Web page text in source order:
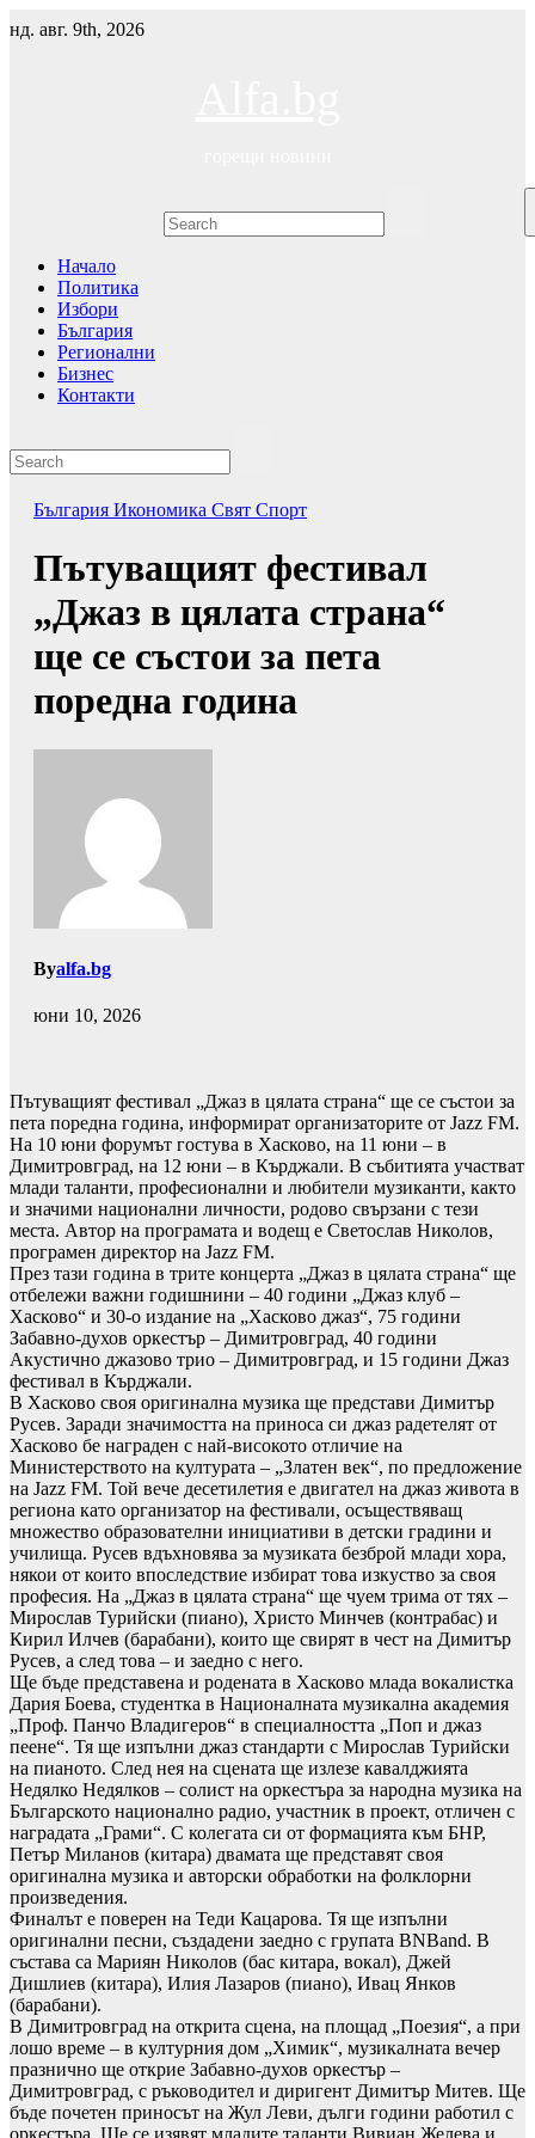
to
нд. авг. 9th, 2026
Начало
Политика
Избори
България
Регионални
Бизнес
Контакти
България Икономика Свят Спорт
Пътуващият фестивал
„Джаз в цялата страна“
ще се състои за пета
поредна година
Byalfa.bg
юни 10, 2026
Пътуващият фестивал „Джаз в цялата страна“ ще се състои за
пета поредна година, информират организаторите от Jazz FM.
На 10 юни форумът гостува в Хасково, на 11 юни – в
Димитровград, на 12 юни – в Кърджали. В събитията участват
млади таланти, професионални и любители музиканти, както
и значими национални личности, родово свързани с тези
места. Автор на програмата и водещ е Светослав Николов,
програмен директор на Jazz FM.
През тази година в трите концерта „Джаз в цялата страна“ ще
отбележи важни годишнини – 40 години „Джаз клуб –
Хасково“ и 30-о издание на „Хасково джаз“, 75 години
Забавно-духов оркестър – Димитровград, 40 години
Акустично джазово трио – Димитровград, и 15 години Джаз
фестивал в Кърджали.
В Хасково своя оригинална музика ще представи Димитър
Русев. Заради значимостта на приноса си джаз радетелят от
Хасково бе награден с най-високото отличие на
Министерството на културата – „Златен век“, по предложение
на Jazz FM. Той вече десетилетия е двигател на джаз живота в
региона като организатор на фестивали, осъществяващ
множество образователни инициативи в детски градини и
училища. Русев вдъхновява за музиката безброй млади хора,
някои от които впоследствие избират това изкуство за своя
професия. На „Джаз в цялата страна“ ще чуем трима от тях –
Мирослав Турийски (пиано), Христо Минчев (контрабас) и
Кирил Илчев (барабани), които ще свирят в чест на Димитър
Русев, а след това – и заедно с него.
Ще бъде представена и родената в Хасково млада вокалистка
Дария Боева, студентка в Националната музикална академия
„Проф. Панчо Владигеров“ в специалността „Поп и джаз
пеене“. Тя ще изпълни джаз стандарти с Мирослав Турийски
на пианото. След нея на сцената ще излезе кавалджията
Недялко Недялков – солист на оркестъра за народна музика на
Българското национално радио, участник в проект, отличен с
наградата „Грами“. С колегата си от формацията към БНР,
Петър Миланов (китара) двамата ще представят своя
оригинална музика и авторски обработки на фолклорни
произведения.
Финалът е поверен на Теди Кацарова. Тя ще изпълни
оригинални песни, създадени заедно с групата BNBand. В
състава са Мариян Николов (бас китара, вокал), Джей
Дишлиев (китара), Илия Лазаров (пиано), Ивац Янков
(барабани).
В Димитровград на открита сцена, на площад „Поезия“, а при
лошо време – в културния дом „Химик“, музикалната вечер
празнично ще открие Забавно-духов оркестър –
Димитровград, с ръководител и диригент Димитър Митев. Ще
бъде почетен приносът на Жул Леви, дълги години работил с